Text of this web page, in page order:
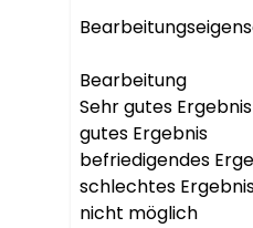
Bearbeitung
Sehr gutes Ergebnis
gutes Ergebnis
befriedigendes
schlechtes
nicht möglich